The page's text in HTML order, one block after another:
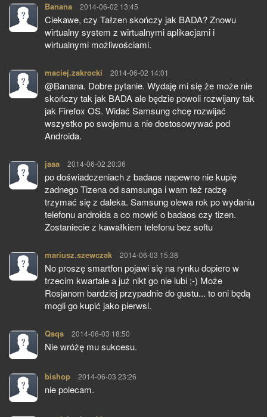
Banana pisze:
2014-06-02 13:45
Ciekawe, czy Tałzen skończy jak BADA? Znowu
wirtualny system z wirtualnymi aplikacjami i
wirtualnymi możliwościami.
maciej.zakrocki pisze:
2014-06-02 14:01
@Banana. Dobre pytanie. Wydaję mi się że może nie
skończy tak jak BADA ale będzie powoli rozwijany tak
jak Firefox OS. Widać Samsung chcę rozwijać
wszystko po swojemu a nie dostosowywać pod
Androida.
jaaa pisze:
2014-06-02 20:36
po doświadczeniach z badaos napewno nie kupię
zadnego Tizena od samsunga i wam też radzę
trzymać się z daleka. Samsung olewa rok po wydaniu
telefonu androida a co mowić o badaos czy tizen.
Zostaniecie z kawałkiem telefonu bez softu
mariusz.szewczak pisze:
2014-06-03 15:38
No proszę smartfon pojawi się na rynku dopiero w
trzecim kwartale a już nikt go nie lubi ;-) Może
Rosjanom bardziej przypadnie do gustu... to oni będą
mogli go kupić jako pierwsi.
Qsqs pisze:
2014-06-03 18:50
Nie wróżę mu sukcesu.
bishop pisze:
2014-06-03 23:26
nie polecam.